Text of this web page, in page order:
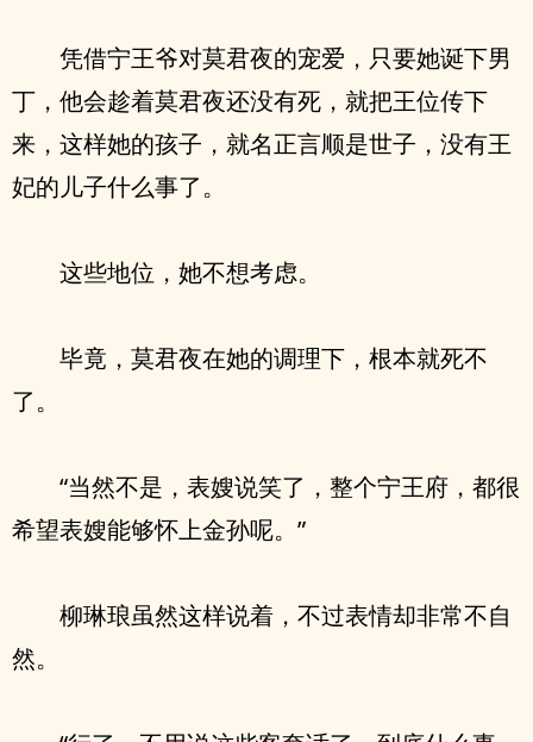
凭借宁王爷对莫君夜的宠爱，只要她诞下男
丁，他会趁着莫君夜还没有死，就把王位传下
来，这样她的孩子，就名正言顺是世子，没有王
妃的儿子什么事了。
这些地位，她不想考虑。
毕竟，莫君夜在她的调理下，根本就死不
了。
“当然不是，表嫂说笑了，整个宁王府，都很
希望表嫂能够怀上金孙呢。”
柳琳琅虽然这样说着，不过表情却非常不自
然。